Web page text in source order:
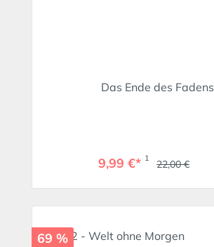
Das Ende des Fadens
9,99 €* 1 22,00 €
69 %